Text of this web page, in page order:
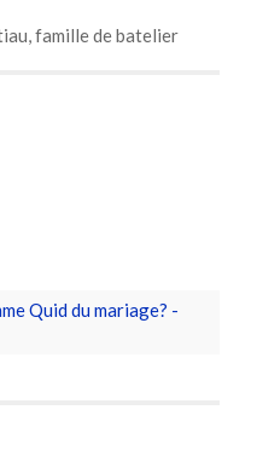
famille de batelier
Quid du mariage? -